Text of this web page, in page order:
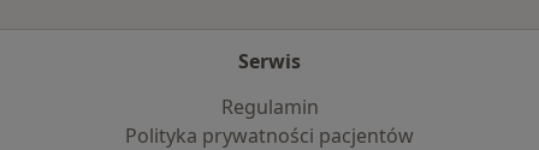
Serwis
Regulamin
Polityka prywatności pacjentów